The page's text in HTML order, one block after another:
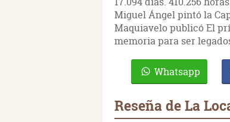
Miguel Ángel pintó la
Maquiavelo publicó El
memoria para ser
Whatsapp
Reseña de La